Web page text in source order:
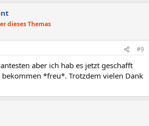
dieses Themas
#9
aber ich hab es jetzt geschafft
*freu*. Trotzdem vielen Dank